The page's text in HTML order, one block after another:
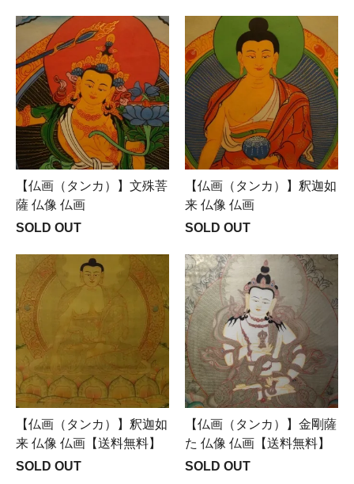
【仏画（タンカ）】文殊菩
薩 仏像 仏画
SOLD OUT
【仏画（タンカ）】釈迦如
来 仏像 仏画
SOLD OUT
【仏画（タンカ）】釈迦如
来 仏像 仏画【送料無料】
SOLD OUT
【仏画（タンカ）】金剛薩
た 仏像 仏画【送料無料】
SOLD OUT